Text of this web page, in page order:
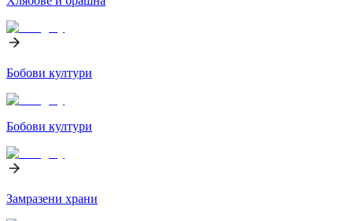
Бобови култури
Бобови култури
Замразени храни